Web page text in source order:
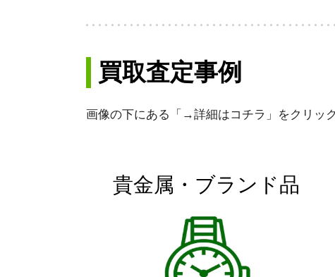
買取査定事例
画像の下にある「→詳細はコチラ」をクリッ
貴金属・ブランド品